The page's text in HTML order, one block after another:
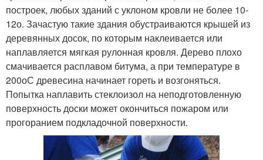
построек, любых зданий с уклоном кровли не более 10-
12о. Зачастую такие здания обустраиваются крышей из
деревянных досок, по которым наклеивается или
наплавляется мягкая рулонная кровля. Дерево плохо
смачивается расплавом битума, а при температуре в
200оС древесина начинает гореть и возгоняться.
Попытка наплавить стеклоизол на неподготовленную
поверхность доски может окончиться пожаром или
прогоранием подкладочной поверхности.